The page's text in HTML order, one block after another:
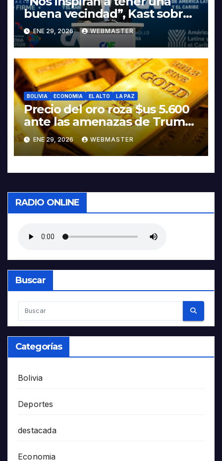
buena vecindad”, Kast sobre
discurso del presidente
Rodrigo Paz
ENE 29, 2026 WEBMASTER
BOLIVIA ECONOMIA EL ALTO LA PAZ
Precio del oro roza $us 5.600
ante las amenazas de Trump
contra Irán
ENE 29, 2026 WEBMASTER
RADIO ONLINE
Buscar
Categorías
Bolivia
Deportes
destacada
Economia